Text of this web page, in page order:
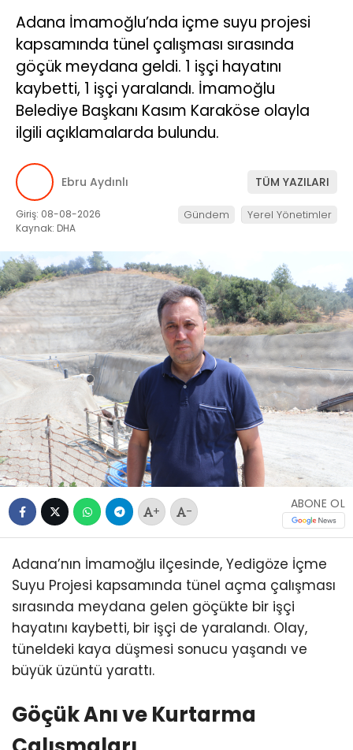
Adana İmamoğlu’nda içme suyu projesi
kapsamında tünel çalışması sırasında
göçük meydana geldi. 1 işçi hayatını
kaybetti, 1 işçi yaralandı. İmamoğlu
Belediye Başkanı Kasım Karaköse olayla
ilgili açıklamalarda bulundu.
Ebru Aydınlı TÜM YAZILARI
Giriş: 08-08-2026
Kaynak: DHA
Gündem Yerel Yönetimler
+ -
ABONE OL
Adana’nın İmamoğlu ilçesinde, Yedigöze İçme
Suyu Projesi kapsamında tünel açma çalışması
sırasında meydana gelen göçükte bir işçi
hayatını kaybetti, bir işçi de yaralandı. Olay,
tüneldeki kaya düşmesi sonucu yaşandı ve
büyük üzüntü yarattı.
Göçük Anı ve Kurtarma